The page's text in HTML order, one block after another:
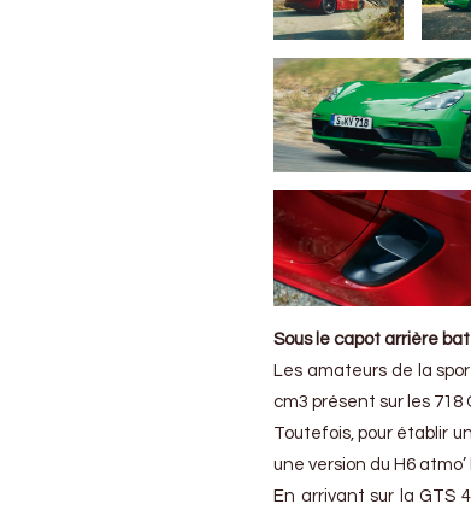
Sous le capot arrière
Les amateurs de la
cm3 présent sur les 718
Toutefois, pour établir
une version du H6
En arrivant sur la GTS